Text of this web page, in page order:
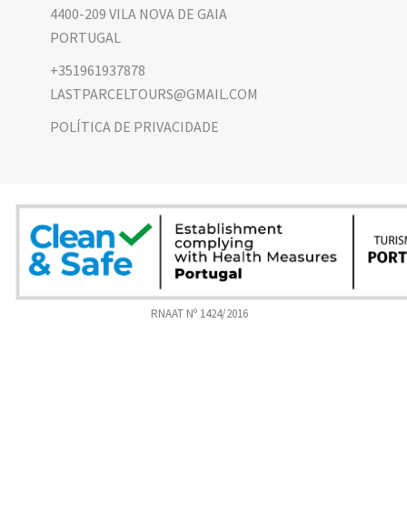
4400-209 VILA NOVA DE GAIA
PORTUGAL
+351961937878
LASTPARCELTOURS@GMAIL.COM
POLÍTICA DE PRIVACIDADE
RNAAT Nº 1424/2016